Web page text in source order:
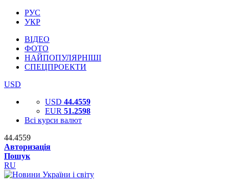
РУС
УКР
ВІДЕО
ФОТО
НАЙПОПУЛЯРНІШІ
СПЕЦПРОЕКТИ
USD
USD 44.4559
EUR 51.2598
Всі курси валют
44.4559
Авторизація
Пошук
RU